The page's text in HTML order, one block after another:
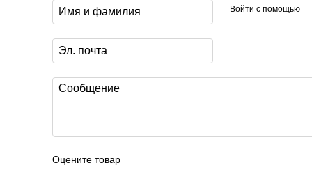
Войти с помощью
Оцените товар